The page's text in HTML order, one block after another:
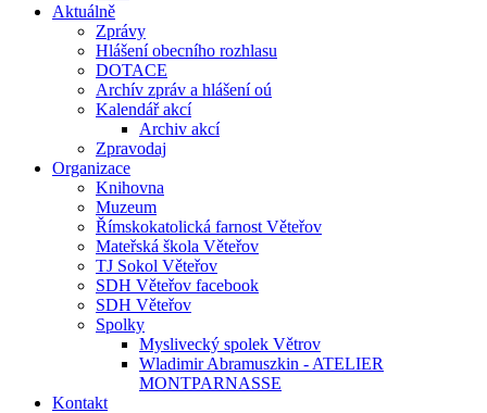
Aktuálně
Zprávy
Hlášení obecního rozhlasu
DOTACE
Archív zpráv a hlášení oú
Kalendář akcí
Archiv akcí
Zpravodaj
Organizace
Knihovna
Muzeum
Římskokatolická farnost Věteřov
Mateřská škola Věteřov
TJ Sokol Věteřov
SDH Věteřov facebook
SDH Věteřov
Spolky
Myslivecký spolek Větrov
Wladimir Abramuszkin - ATELIER
MONTPARNASSE
Kontakt